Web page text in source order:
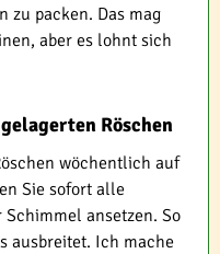
zu packen. Das mag
aber es lohnt sich
Röschen
wöchentlich auf
Sie sofort alle
Schimmel ansetzen. So
ausbreitet. Ich mache